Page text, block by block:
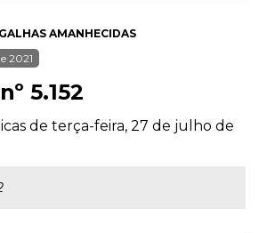
AMANHECIDAS
2021
5.152
de terça-feira, 27 de julho de